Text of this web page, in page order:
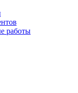
работы